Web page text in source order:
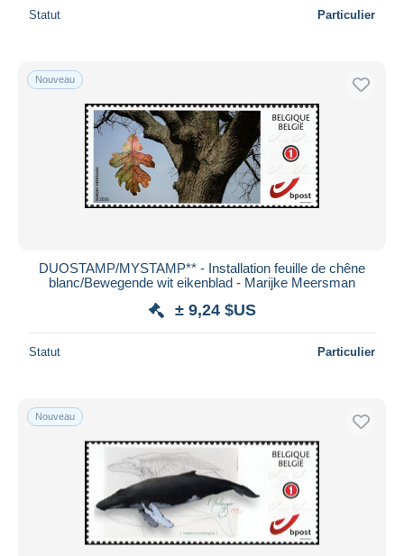
Statut Particulier
Nouveau
DUOSTAMP/MYSTAMP** - Installation feuille de chêne
blanc/Bewegende wit eikenblad - Marijke Meersman
± 9,24 $US
Statut Particulier
Nouveau